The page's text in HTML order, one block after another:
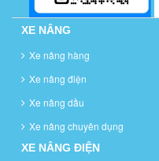
XE NÂNG
Xe nâng hàng
Xe nâng điện
Xe nâng dầu
Xe nâng chuyên dụng
XE NÂNG ĐIỆN